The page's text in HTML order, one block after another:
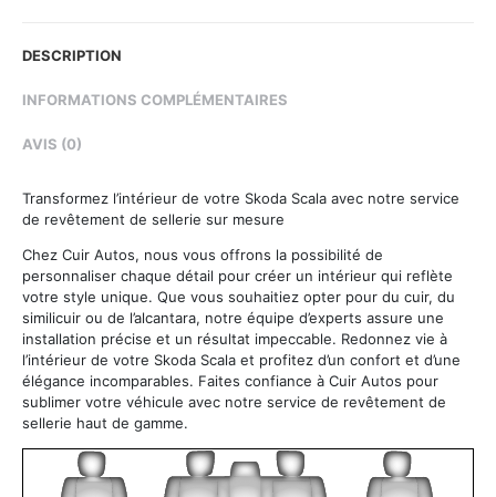
DESCRIPTION
INFORMATIONS COMPLÉMENTAIRES
AVIS (0)
Transformez l’intérieur de votre Skoda Scala avec notre service
de revêtement de sellerie sur mesure
Chez Cuir Autos, nous vous offrons la possibilité de
personnaliser chaque détail pour créer un intérieur qui reflète
votre style unique. Que vous souhaitiez opter pour du cuir, du
similicuir ou de l’alcantara, notre équipe d’experts assure une
installation précise et un résultat impeccable. Redonnez vie à
l’intérieur de votre Skoda Scala et profitez d’un confort et d’une
élégance incomparables. Faites confiance à Cuir Autos pour
sublimer votre véhicule avec notre service de revêtement de
sellerie haut de gamme.